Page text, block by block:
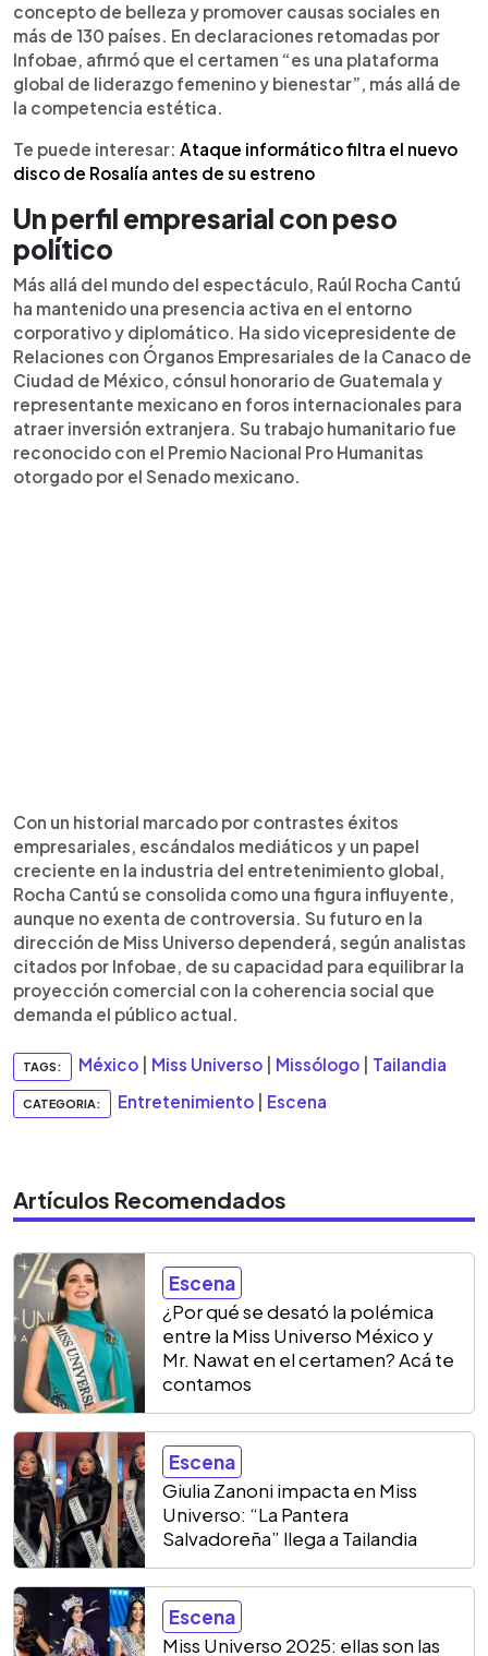
concepto de belleza y promover causas sociales en
más de 130 países. En declaraciones retomadas por
Infobae, afirmó que el certamen “es una plataforma
global de liderazgo femenino y bienestar”, más allá de
la competencia estética.
Te puede interesar: Ataque informático filtra el nuevo
disco de Rosalía antes de su estreno
Un perfil empresarial con peso
político
Más allá del mundo del espectáculo, Raúl Rocha Cantú
ha mantenido una presencia activa en el entorno
corporativo y diplomático. Ha sido vicepresidente de
Relaciones con Órganos Empresariales de la Canaco de
Ciudad de México, cónsul honorario de Guatemala y
representante mexicano en foros internacionales para
atraer inversión extranjera. Su trabajo humanitario fue
reconocido con el Premio Nacional Pro Humanitas
otorgado por el Senado mexicano.
Con un historial marcado por contrastes éxitos
empresariales, escándalos mediáticos y un papel
creciente en la industria del entretenimiento global,
Rocha Cantú se consolida como una figura influyente,
aunque no exenta de controversia. Su futuro en la
dirección de Miss Universo dependerá, según analistas
citados por Infobae, de su capacidad para equilibrar la
proyección comercial con la coherencia social que
demanda el público actual.
TAGS: México Miss Universo Missólogo Tailandia
CATEGORIA: Entretenimiento Escena
Artículos Recomendados
Escena
¿Por qué se desató la polémica
entre la Miss Universo México y
Mr. Nawat en el certamen? Acá te
contamos
Escena
Giulia Zanoni impacta en Miss
Universo: “La Pantera
Salvadoreña” llega a Tailandia
Escena
Miss Universo 2025: ellas son las